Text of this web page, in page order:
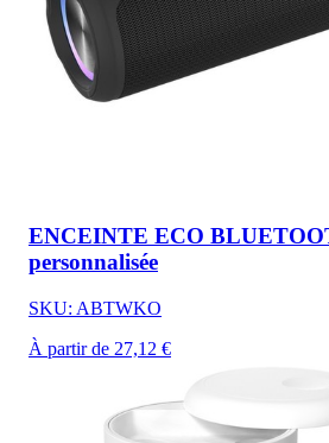
ENCEINTE ECO
personnalisée
SKU: ABTWKO
À partir de 27,12 €